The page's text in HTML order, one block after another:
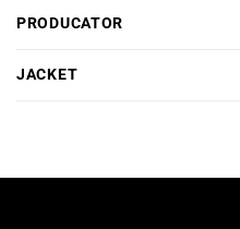
PRODUCATOR
JACKET